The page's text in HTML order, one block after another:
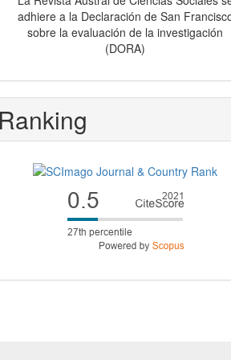
adhiere a la Declaración de San
sobre la evaluación de la investigación
(DORA)